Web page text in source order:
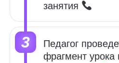
занятия
Педагог
фрагмент урока